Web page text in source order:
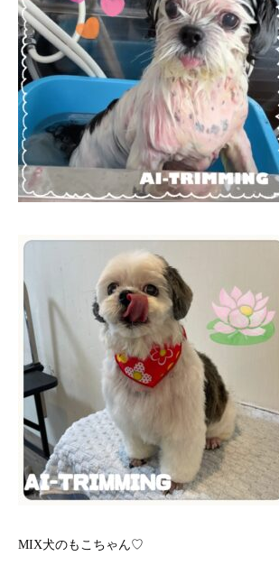
MIX犬のもこちゃん♡